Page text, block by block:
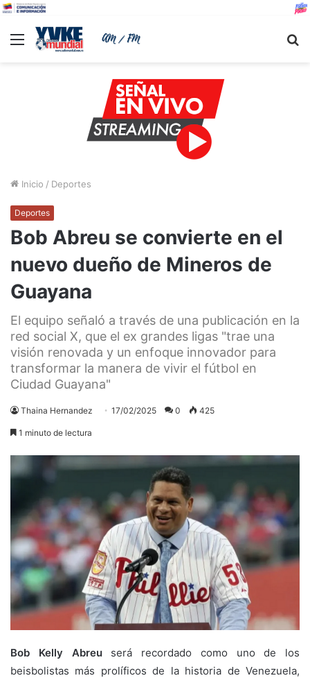
Menu
Inicio / Deportes
Deportes
Bob Abreu se convierte en el
nuevo dueño de Mineros de
Guayana
El equipo señaló a través de una publicación en la
red social X, que el ex grandes ligas "trae una
visión renovada y un enfoque innovador para
transformar la manera de vivir el fútbol en
Ciudad Guayana"
Thaina Hernandez 17/02/2025 0 425
1 minuto de lectura
Bob Kelly Abreuserá recordado como uno de los
beisbolistas más prolíficos de la historia de Venezuela,